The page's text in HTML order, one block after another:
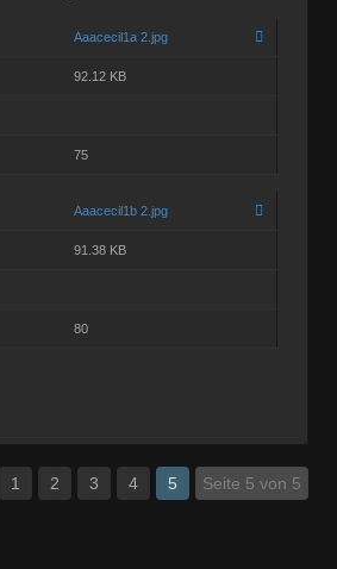
Aaacecil1a 2.jpg
92.12 KB
75
Aaacecil1b 2.jpg
91.38 KB
80
1 2 3 4 5 Seite 5 von 5